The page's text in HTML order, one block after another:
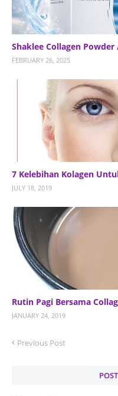
Shaklee Collagen
FEBRUARY 26, 2025
7 Kelebihan Kolagen
JULY 18, 2019
Rutin Pagi Bersama
JANUARY 24, 2019
Previous Post